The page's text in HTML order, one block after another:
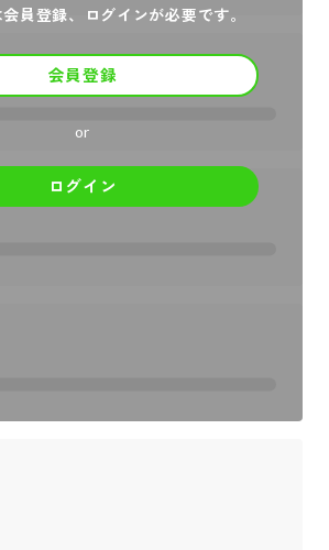
員登録、ログインが必要です。
会員登録
or
ログイン